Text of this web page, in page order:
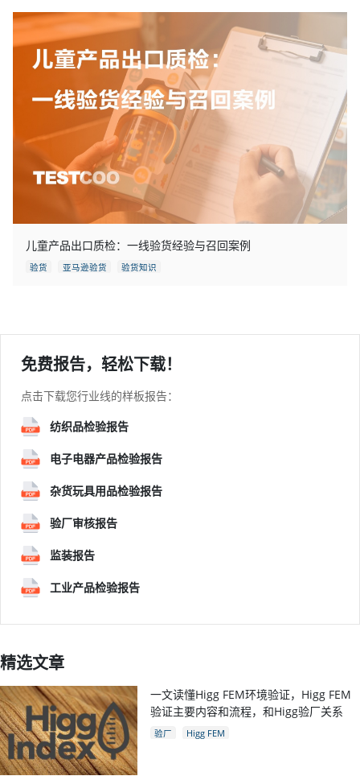
儿童产品出口质检：一线验货经验与召回案例
验货 亚马逊验货 验货知识
免费报告，轻松下载！
点击下载您行业线的样板报告：
纺织品检验报告
电子电器产品检验报告
杂货玩具用品检验报告
验厂审核报告
监装报告
工业产品检验报告
精选文章
一文读懂Higg FEM环境验证，Higg FEM
验证主要内容和流程，和Higg验厂关系
验厂 Higg FEM